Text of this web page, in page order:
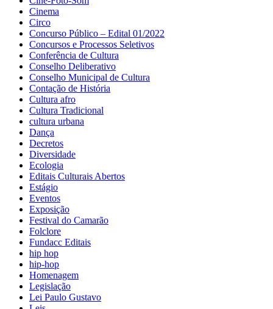
Cinema
Circo
Concurso Público – Edital 01/2022
Concursos e Processos Seletivos
Conferência de Cultura
Conselho Deliberativo
Conselho Municipal de Cultura
Contação de História
Cultura afro
Cultura Tradicional
cultura urbana
Dança
Decretos
Diversidade
Ecologia
Editais Culturais Abertos
Estágio
Eventos
Exposição
Festival do Camarão
Folclore
Fundacc Editais
hip hop
hip-hop
Homenagem
Legislação
Lei Paulo Gustavo